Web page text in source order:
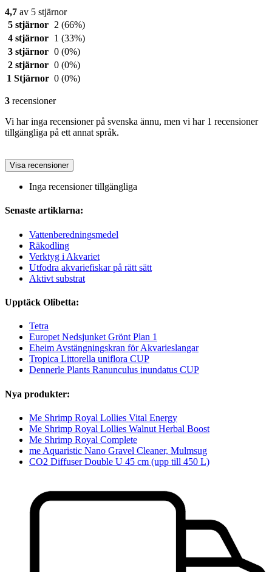
4,7 av 5 stjärnor
5 stjärnor
2 (66%)
4 stjärnor
1 (33%)
3 stjärnor 0 (0%)
2 stjärnor 0 (0%)
1 Stjärnor 0 (0%)
3 recensioner
Vi har inga recensioner på svenska ännu, men vi har 1 recensioner
tillgängliga på ett annat språk.
Visa recensioner
Inga recensioner tillgängliga
Senaste artiklarna:
Vattenberedningsmedel
Räkodling
Verktyg i Akvariet
Utfodra akvariefiskar på rätt sätt
Aktivt substrat
Upptäck Olibetta:
Tetra
Europet Nedsjunket Grönt Plan 1
Eheim Avstängningskran för Akvarieslangar
Tropica Littorella uniflora CUP
Dennerle Plants Ranunculus inundatus CUP
Nya produkter:
Me Shrimp Royal Lollies Vital Energy
Me Shrimp Royal Lollies Walnut Herbal Boost
Me Shrimp Royal Complete
me Aquaristic Nano Gravel Cleaner, Mulmsug
CO2 Diffuser Double U 45 cm (upp till 450 L)